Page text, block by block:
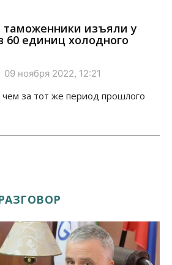
таможенники изъяли у
60 единиц холодного
09 ноября 2022, 12:21
за тот же период прошлого